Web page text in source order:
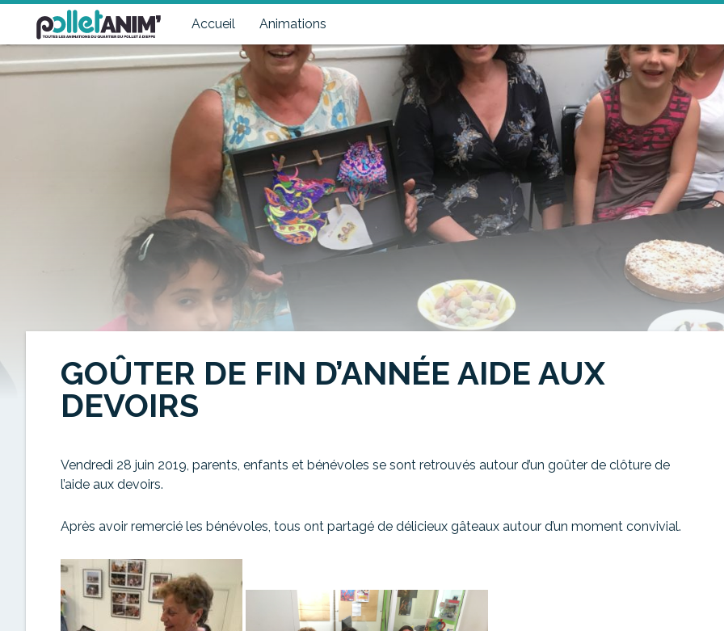
Accueil Animations
Pollet Anim'
Toutes les animations du quartier du Pollet à Dieppe
GOÛTER DE FIN D’ANNÉE AIDE AUX
DEVOIRS
Vendredi 28 juin 2019, parents, enfants et bénévoles se sont retrouvés autour d’un goûter de clôture de
l’aide aux devoirs.
Après avoir remercié les bénévoles, tous ont partagé de délicieux gâteaux autour d’un moment convivial.